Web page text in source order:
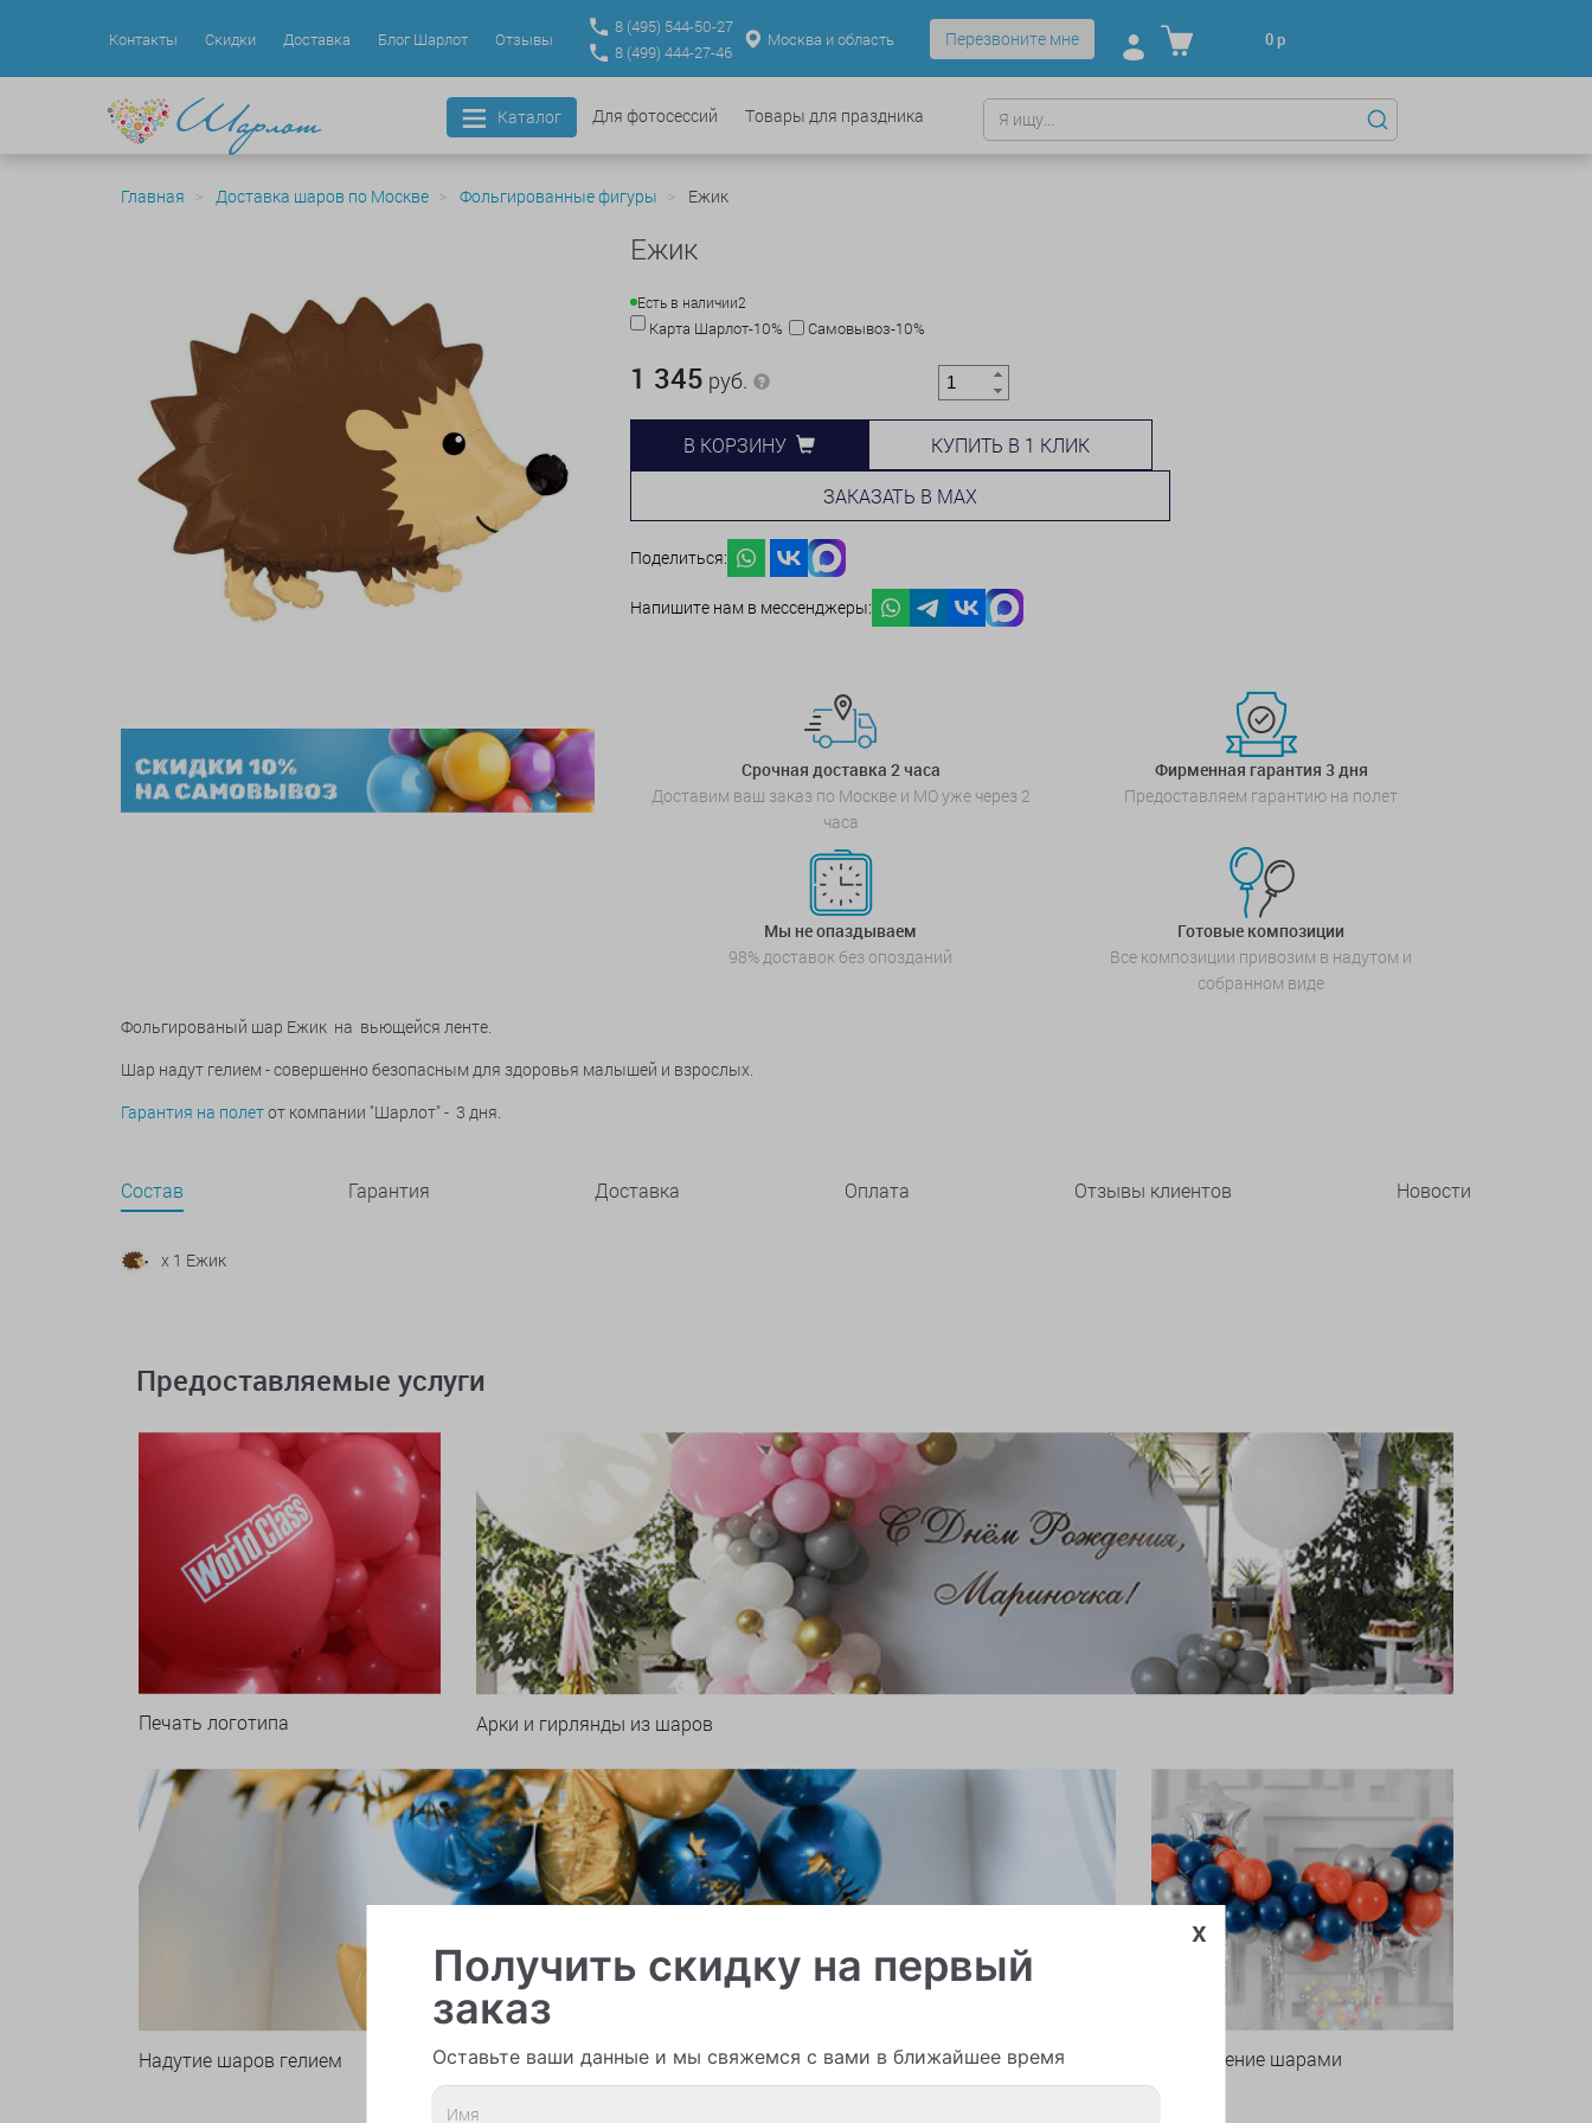
Контакты Скидки Доставка Блог Шарлот Отзывы
8 (495) 544-50-27
8 (499) 444-27-46
Москва и область Перезвоните мне 0р
Каталог Для фотосессий Товары для праздника
Главная Доставка шаров по Москве Фольгированные фигуры Ежик
Ежик
Есть в наличии2
Карта Шарлот-10% Самовывоз-10%
1 345 руб.
В КОРЗИНУ КУПИТЬ В 1 КЛИК
ЗАКАЗАТЬ В MAX
Поделиться:
Напишите нам в мессенджеры:
Срочная доставка 2 часа
Доставим ваш заказ по Москве и МО уже через 2
часа
Фирменная гарантия 3 дня
Предоставляем гарантию на полет
Мы не опаздываем
98% доставок без опозданий
Готовые композиции
Все композиции привозим в надутом и
собранном виде
Фольгированый шар Ежик на вьющейся ленте.
Шар надут гелием - совершенно безопасным для здоровья малышей и взрослых.
Гарантия на полетот компании "Шарлот" - 3 дня.
Состав Гарантия Доставка Оплата Отзывы клиентов Новости
x 1 Ежик
Предоставляемые услуги
Печать логотипа Арки и гирлянды из шаров
Надутие шаров гелием Оформление шарами
x
Получить скидку на первый
заказ
Оставьте ваши данные и мы свяжемся с вами в ближайшее время